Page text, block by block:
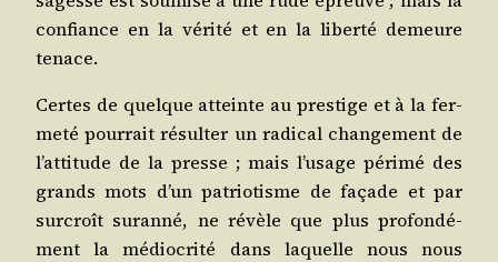
confiance en la véri­té et en la liber­té demeure
tenace.
Certes de quelque atteinte au pres­tige et à la fer­
me­té pour­rait résul­ter un radi­cal chan­ge­ment de
l’at­ti­tude de la presse ; mais l’u­sage péri­mé des
grands mots d’un patrio­tisme de façade et par
sur­croît sur­an­né, ne révèle que plus pro­fon­dé­
ment la médio­cri­té dans laquelle nous nous